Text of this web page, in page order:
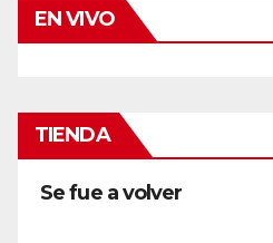
EN VIVO
TIENDA
Se fue a volver